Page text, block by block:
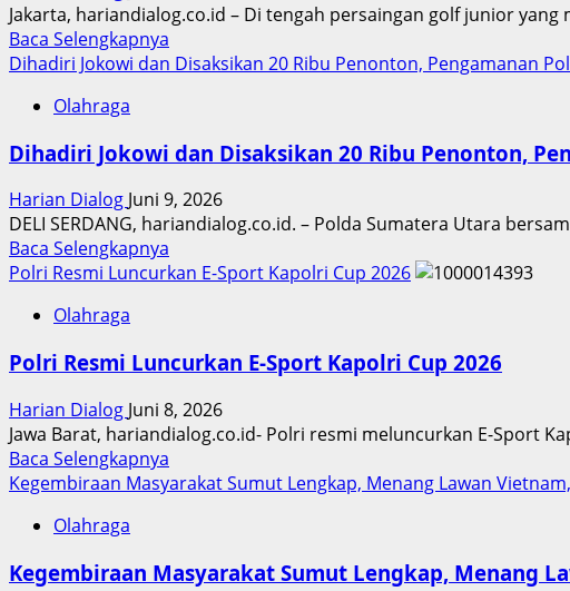
Kebersamaan”
Sempurnakan
Dua
Laga
Juni
Jakarta, hariandialog.co.id – Di tengah persaingan golf junior yang
Baca Selengkapnya
more
Talenta,
Mandiri
Kembali
Dukung
Mandiri
Junior
World
Championship
2026
Dihadiri Jokowi dan Disaksikan 20 Ribu Penonton, Pengamanan
Olahraga
Dihadiri Jokowi dan Disaksikan 20 Ribu Penonton,
Harian Dialog Juni 9, 2026
DELI SERDANG, hariandialog.co.id. – Polda Sumatera Utara
Baca Selengkapnya
more
dan
20
Ribu
Penonton,
Pengamanan
pada
Polri Resmi Luncurkan E-Sport Kapolri Cup 2026
Olahraga
Polri Resmi Luncurkan E-Sport Kapolri Cup 2026
Harian Dialog Juni 8, 2026
Jawa Barat, hariandialog.co.id- Polri resmi meluncurkan E-Sport
Baca Selengkapnya
more
Luncurkan
Kegembiraan Masyarakat Sumut Lengkap, Menang Lawan
Olahraga
Kegembiraan Masyarakat Sumut Lengkap, Menang